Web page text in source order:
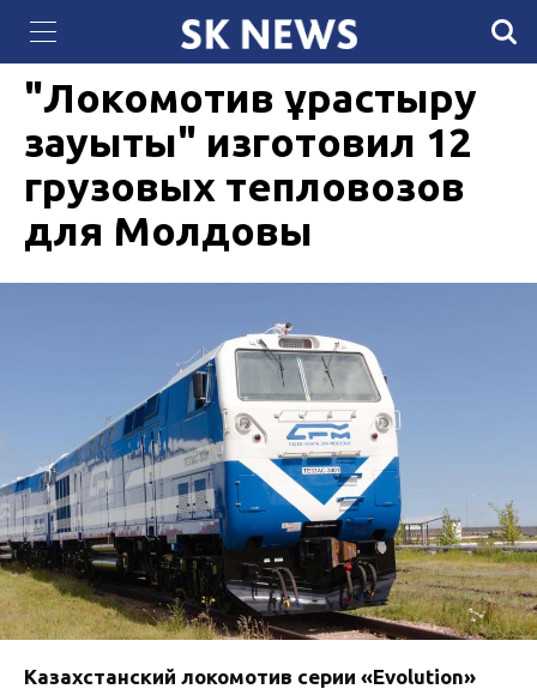
Губернатор штата Техас Грег Эбботт «объявил
войну» Байдену
03 ИЮЛЯ 2020, 09:30 4125
"Локомотив құрастыру
зауыты" изготовил 12
грузовых тепловозов
для Молдовы
Казахстанский локомотив серии «Evolution»